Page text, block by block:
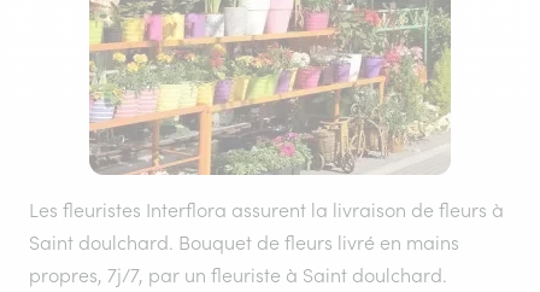
Les fleuristes Interflora assurent la livraison de fleurs à
Saint doulchard. Bouquet de fleurs livré en mains
propres, 7j/7, par un fleuriste à Saint doulchard.